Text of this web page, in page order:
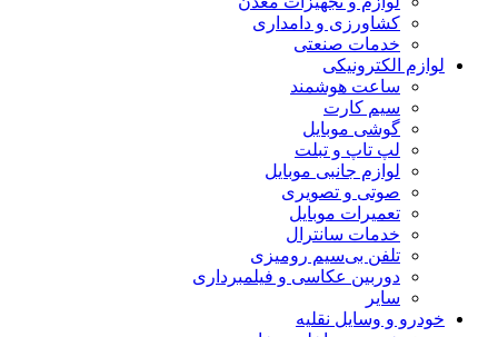
کشاورزی و دامداری
خدمات صنعتی
لوازم الکترونیکی
ساعت هوشمند
سیم کارت
گوشی موبایل
لپ تاپ و تبلت
لوازم جانبی موبایل
صوتی و تصویری
تعمیرات موبایل
خدمات سانترال
تلفن بی‌سیم رومیزی
دوربین عکاسی و فیلمبرداری
سایر
خودرو و وسایل نقلیه